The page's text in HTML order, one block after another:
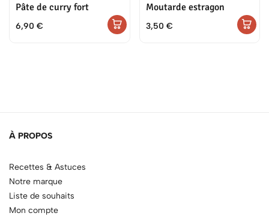
Pâte de curry fort
6,90 €
Moutarde estragon
3,50 €
À PROPOS
Recettes & Astuces
Notre marque
Liste de souhaits
Mon compte